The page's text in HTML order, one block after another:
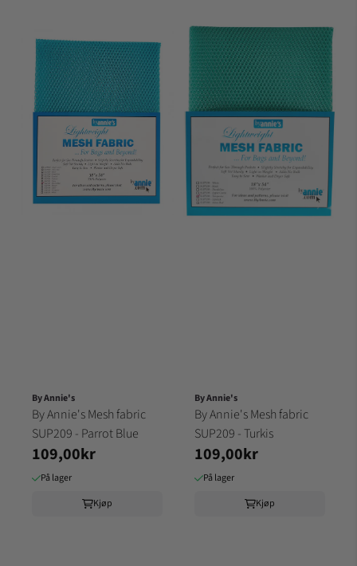
By Annie's
By Annie's Mesh fabric
SUP209 - Parrot Blue
109,00kr
På lager
Kjøp
By Annie's
By Annie's Mesh fabric
SUP209 - Turkis
109,00kr
På lager
Kjøp